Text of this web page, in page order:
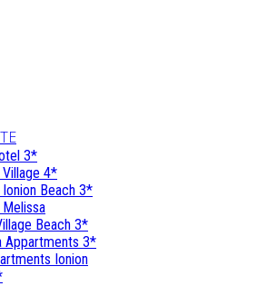
3*
4*
Beach 3*
Beach 3*
Appartments 3*
Ionion